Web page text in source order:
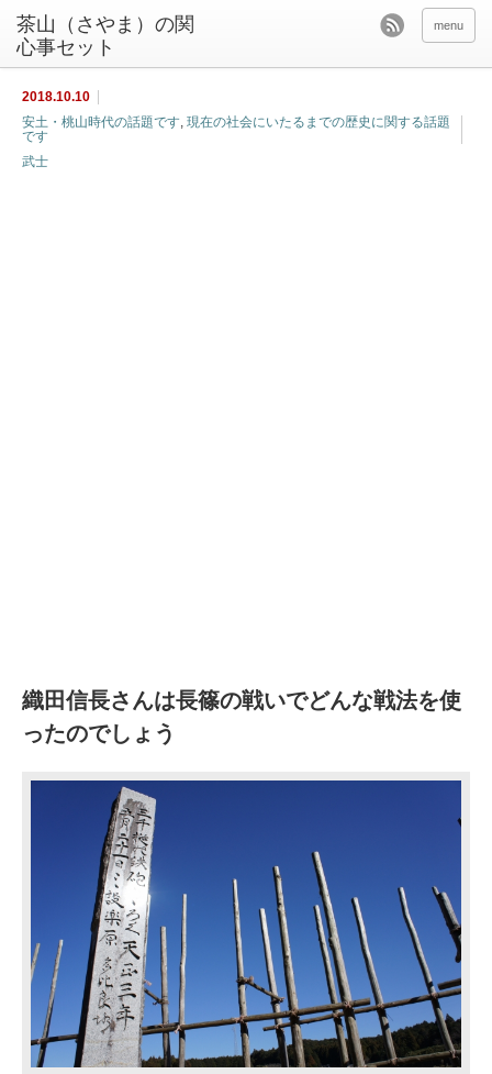
茶山（さやま）の関
心事セット
menu
2018.10.10
安土・桃山時代の話題です, 現在の社会にいたるまでの歴史に関する話題
です
武士
織田信長さんは長篠の戦いでどんな戦法を使
ったのでしょう